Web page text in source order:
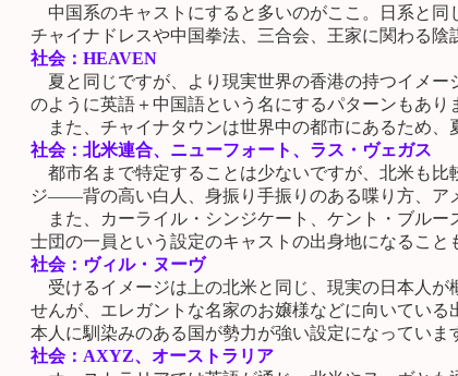
中国系のキャストにすると多いのがここ。日系と
チャイナドレスや中国拳法、三合会、王家に関わる
社会：HEAVEN
夏と同じですが、より現実世界の香港の持つイメー
のように英語＋中国語という名にするパターンもあり
また、チャイナタウンは世界中の都市にあるため、
社会：北米連合、ニューフォート、ラス・ヴェガス
都市名まで特定することは少ないですが、北米も比
ジ――背の高い白人、身振り手振りのある喋り方、ア
また、カーライル・シンジケート、ケント・ブルー
士団の一員という設定のキャストの出身地になること
社会：ヴィル・ヌーヴ
受けるイメージは上の北米と同じ、現実の日本人が
せんが、エレガントな名家のお嬢様などに向いてい
本人に馴染みのある国が勢力が強い設定になっていま
社会：AXYZ、オーストラリア